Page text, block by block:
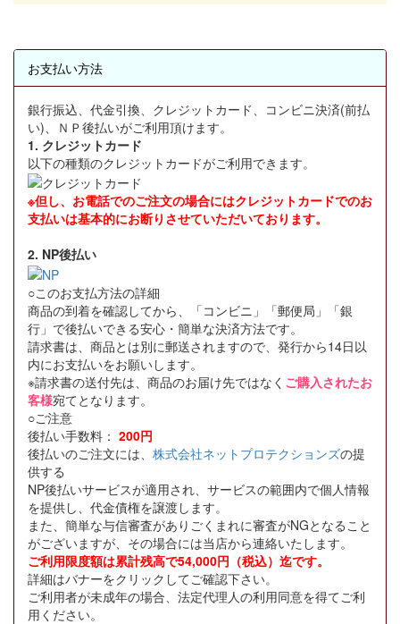
お支払い方法
銀行振込、代金引換、クレジットカード、コンビニ決済(前払
い)、ＮＰ後払いがご利用頂けます。
1. クレジットカード
以下の種類のクレジットカードがご利用できます。
※但し、お電話でのご注文の場合にはクレジットカードでのお
支払いは基本的にお断りさせていただいております。
2. NP後払い
○このお支払方法の詳細
商品の到着を確認してから、「コンビニ」「郵便局」「銀
行」で後払いできる安心・簡単な決済方法です。
請求書は、商品とは別に郵送されますので、発行から14日以
内にお支払いをお願いします。
※請求書の送付先は、商品のお届け先ではなく ご購入されたお
客様宛てとなります。
○ご注意
後払い手数料： 200円
後払いのご注文には、 株式会社ネットプロテクションズの提
供する
NP後払いサービスが適用され、サービスの範囲内で個人情報
を提供し、代金債権を譲渡します。
また、簡単な与信審査がありごくまれに審査がNGとなること
がございますが、その場合には当店から連絡いたします。
ご利用限度額は累計残高で54,000円（税込）迄です。
詳細はバナーをクリックしてご確認下さい。
ご利用者が未成年の場合、法定代理人の利用同意を得てご利
用ください。